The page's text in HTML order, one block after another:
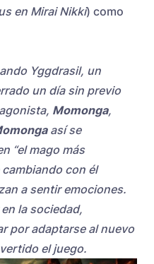
en Mirai Nikki) como
Yggdrasil, un
un día sin previo
Momonga,
así se
“el mago más
con él
a sentir emociones.
la sociedad,
por adaptarse al nuevo
el juego.